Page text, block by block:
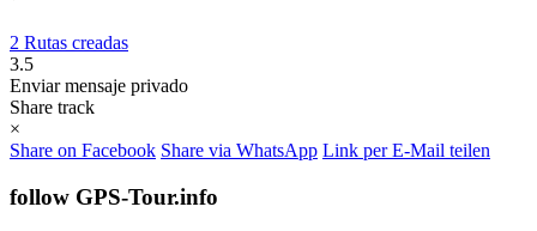
2 Rutas creadas
3.5
Enviar mensaje privado
Share track
×
Share on Facebook Share via WhatsApp Link per E-Mail teilen
follow GPS-Tour.info